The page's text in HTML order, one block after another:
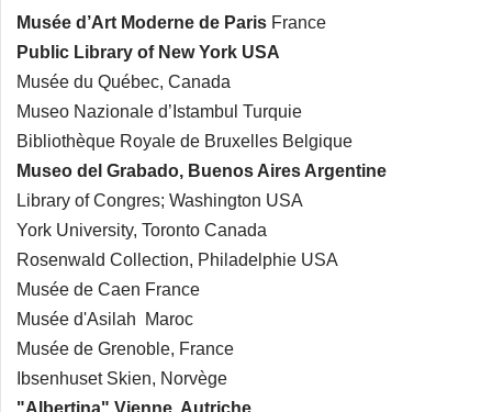
Musée d’Art Moderne de Paris France
Public Library of New York USA
Musée du Québec, Canada
Museo Nazionale d’Istambul Turquie
Bibliothèque Royale de Bruxelles Belgique
Museo del Grabado, Buenos Aires Argentine
Library of Congres; Washington USA
York University, Toronto Canada
Rosenwald Collection, Philadelphie USA
Musée de Caen France
Musée d'Asilah Maroc
Musée de Grenoble, France
Ibsenhuset Skien, Norvège
"Albertina" Vienne, Autriche